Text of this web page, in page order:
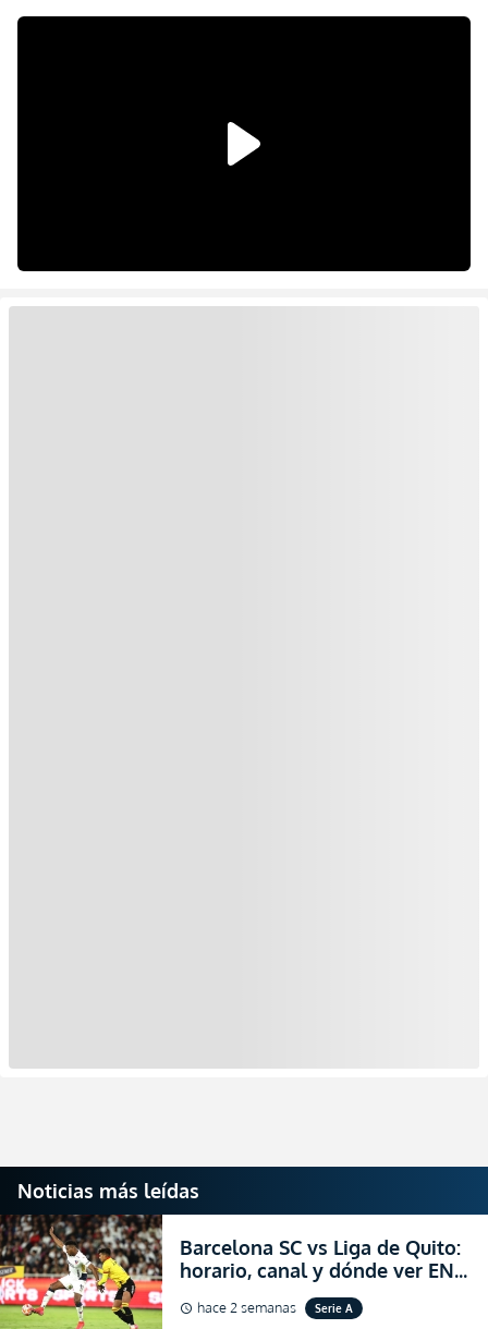
Noticias más leídas
Barcelona SC vs Liga de Quito:
horario, canal y dónde ver EN
VIVO la Fecha 22 de la LigaPro
2026
schedule hace 2 semanas Serie A